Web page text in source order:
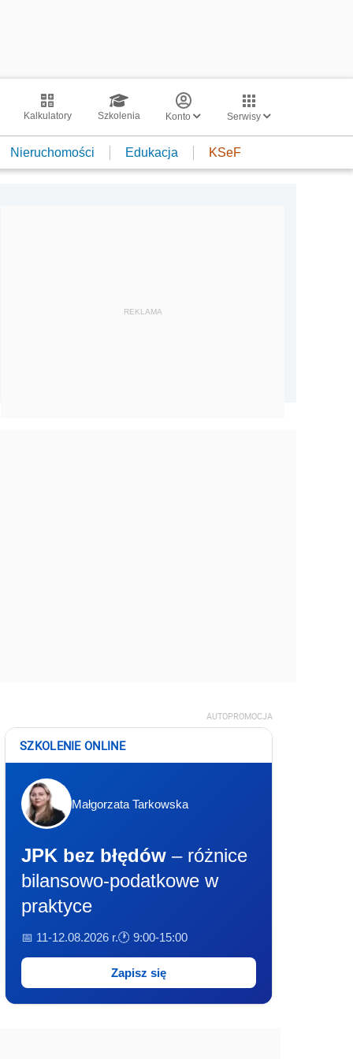
Kalkulatory Szkolenia Konto Serwisy
Nieruchomości Edukacja KSeF
REKLAMA
AUTOPROMOCJA
SZKOLENIE ONLINE
Małgorzata Tarkowska
JPK bez błędów – różnice
bilansowo-podatkowe w
praktyce
📅 11-12.08.2026 r.🕐 9:00-15:00
Zapisz się